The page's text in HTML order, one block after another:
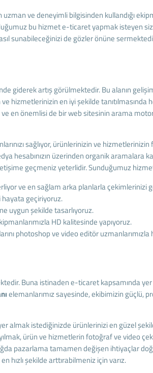
uzman ve deneyimli bilgisinden kullandığı
bu hizmet e-ticaret yapmak isteyen
sunabileceğinizi de gözler önüne
giderek artış görülmektedir. Bu alanın
hizmetlerinizin en iyi şekilde
önemlisi de bir web sitesinin arama
sağlıyor, ürünlerinizin ve
üzerinden organik aramalara
geçmeniz yeterlidir. Sunduğumuz
ve en sağlam arka planlarla çekimlerinizi
geçiriyoruz.
uygun şekilde tasarlıyoruz.
HD kalitesinde yapıyoruz.
photoshop ve video editör
Buna istinaden e-ticaret kapsamında
elemanlarımız sayesinde, ekibimizin güçlü,
almak istediğinizde ürünlerinizi en güzel
ürün ve hizmetlerin fotoğraf ve video
pazarlama tamamen değişen ihtiyaçlar
hızlı şekilde arttırabilmeniz için varız.